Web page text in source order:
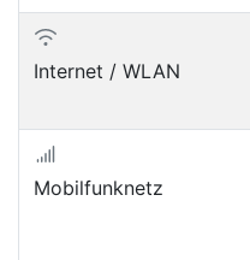
Internet / WLAN
Mobilfunknetz